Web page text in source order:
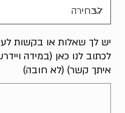
יש לך שאלות או בקשות
לכתוב לנו כאן (במידה
איתך קשר) (לא חובה)